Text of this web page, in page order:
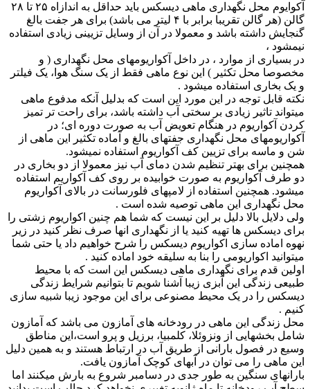
آکوایوم محل نگهداری ماهی دیسکس باید حداقل به اندازاه ۲۵ تا ۲۸
گالن (هر گالن تقریبا برابر با ۴ لیتر می باشد) برای هر جفت بالغ
گنجایش داشته باشد و معمولا در آن از وسایل تزیینی زیادی استفاده
نیمشود ،
در بسیاری از موارد ، در داخل آکواریومهای محل نگهداری ( و
مخصوصا محل تکثیر ) این نوع ماهی فقط از یک سنگ هوا، یک فیلتر
و یک بخاری استفاده میشود .
نکته قابل توجه در این مورد این است که بدلیل آنکه مدفوع ماهی
میتواند تاثیر زیادی بر سختی آب داشته باشد، برای راحت تر تمیز
کردن آکواریوم در هنگام تعویض آب به صورت دوره ای؛ در
آکواریومهای محل نگهداری جفتهای بالغ و آماده تکثیر این ماهی از
شن و ماسه برای تزیین کف آکواریوم استفاده نمیشود.
همچنین برای بهتر تنظیم شدن دمای آب نیز معمولا از دو بخاری در
دو طرف آکواریوم به صورت خوابیده بر روی کف آکواریم استفاده
میشود. همچنین استفاده از لامپهای فلورسانت در بالای آکواریوم
محل نگهداری این ماهی توصیه شده است .
ولی دلایل بالا دلیل بر این نیست که شما هم چنین اکواریوم زشتی را
برای دیسکس ها تهیه کنید یا از نگهداری انها صرف نظر کنید در زیر
نهوه اماده سازی اکواریوم دیسکس را شرح خواهیم داد یا حتی شما
میتوانید اکواریومی را بنا به سلیقه خود اماده کنید .
اولین قدم برای نگهداری ماهی دیسکس این است که با محیط
طبیعی زندگی این آبزی زیبا آشنا شویم تا بتوانیم شرایط زندگی
دیسکس را در یک محیط مصنوعی برای این موجود زیبا شبیه سازی
کنیم .
محل زندگی این ماهی در رودخانه های آمازون می باشد که آمازون
شامل بخشهایی از ونزوئلا، کلمبیا، برزیل و پرو است،این مناطق
وسیع در فصول بارانی از طریق آب در ارتباط هستند و به همین دلیل
این ماهی را می توان در آبهای کوچک آمازون یافت.
بارانهای سنگین به طور جدی در دسامبر شروع به بارش میکنند اما